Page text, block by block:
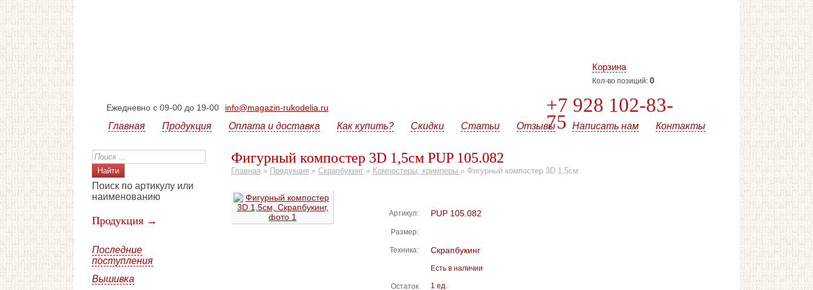
Корзина
Кол-во позиций: 0
+7 928 102-83-
75
Ежедневно с 09-00 до 19-00 info@magazin-rukodelia.ru
Главная Продукция Оплата и доставка Как купить? Скидки Статьи Отзывы Написать нам Контакты
Поиск по артикулу или
наименованию
Продукция →
Последние
поступления
Вышивка
Фигурный компостер 3D 1,5см PUP 105.082
Главная » Продукция » Скрапбукинг » Компостеры, кримперы » Фигурный компостер 3D 1,5см
Артикул: PUP 105.082
Размер:
Техника: Скрапбукинг
Есть в наличии
Остаток 1 ед.